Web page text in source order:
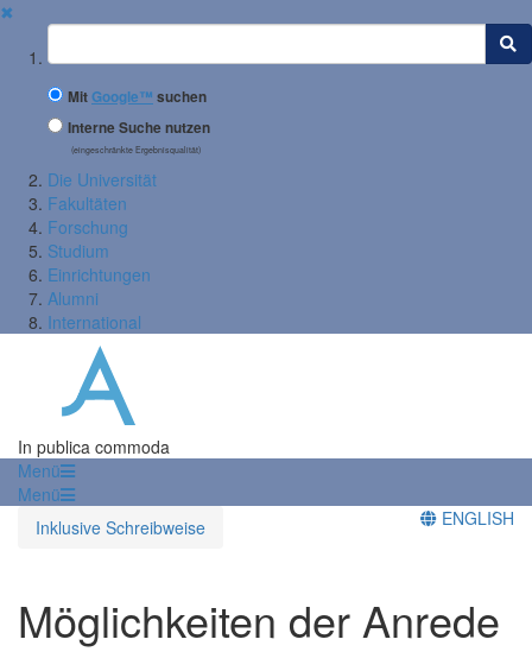
✖
Suchbegriff
MitGoogle™ suchen
Interne Suche nutzen
(eingeschränkte Ergebnisqualität)
Die Universität
Fakultäten
Forschung
Studium
Einrichtungen
Alumni
International
In publica commoda
Menü
Menü
Inklusive Schreibweise
ENGLISH
Möglichkeiten der Anrede